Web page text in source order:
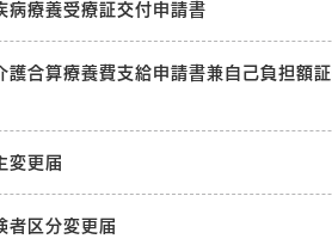
病療養受療証交付申請書
護合算療養費支給申請書兼自己負担額
変更届
者区分変更届